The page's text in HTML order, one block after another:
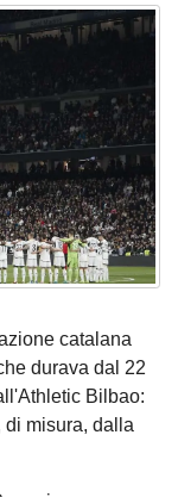
catalana
durava dal 22
Bilbao:
misura, dalla